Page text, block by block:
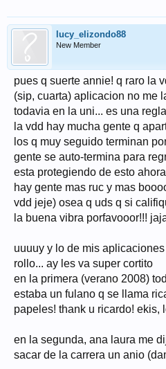
lucy_elizondo88
New Member
pues q suerte annie! q raro la
(sip, cuarta) aplicacion no me
todavia en la uni... es una
la vdd hay mucha gente q
los q muy seguido terminan
gente se auto-termina para
esta protegiendo de esto
hay gente mas ruc y mas
vdd jeje) osea q uds q si
la buena vibra porfavooor!!!
uuuuy y lo de mis
rollo... ay les va super cortito
en la primera (verano 2008)
estaba un fulano q se llama
papeles! thank u ricardo! ekis,
en la segunda, ana laura me
sacar de la carrera un anio